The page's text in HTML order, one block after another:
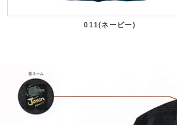
011(ネービー)